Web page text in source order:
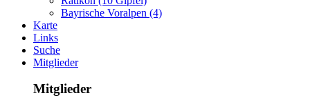
Bayrische Voralpen (4)
Karte
Links
Suche
Mitglieder
Mitglieder